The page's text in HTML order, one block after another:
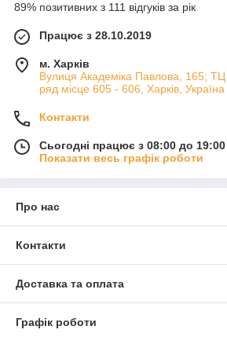
89% позитивних з 111 відгуків за рік
Працює з 28.10.2019
м. Харків
Вулиця Академіка Павлова, 165;
ряд місце 605 - 606, Харків, Україна
Контакти
Сьогодні працює з 08:00 до 19:00
Показати весь графік роботи
Про нас
Контакти
Доставка та оплата
Графік роботи